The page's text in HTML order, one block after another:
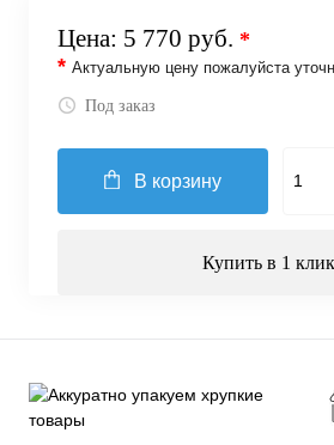
Цена: 5 770 руб. *
* Актуальную цену пожалуйста
Под заказ
В корзину
Купить в 1 клик